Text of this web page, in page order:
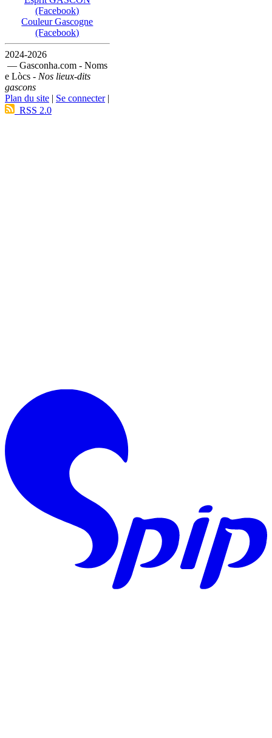
(Facebook)
Couleur Gascogne
(Facebook)
2024-2026
— Gasconha.com - Noms
e Lòcs - Nos lieux-dits
gascons
Plan du site | Se connecter|
RSS 2.0